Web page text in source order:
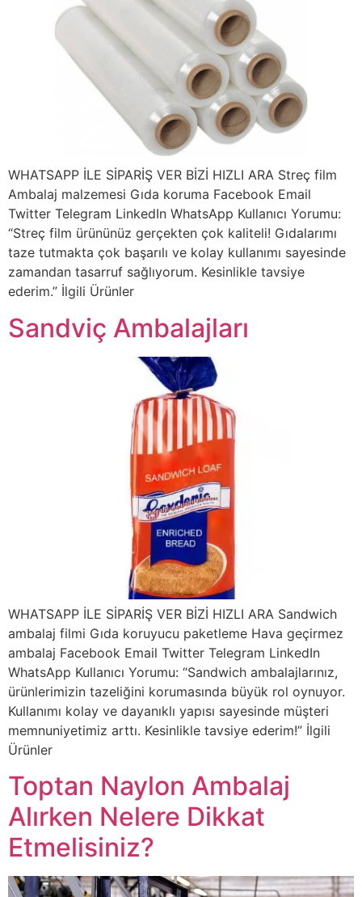
WHATSAPP İLE SİPARİŞ VER BİZİ HIZLI ARA Streç film
Ambalaj malzemesi Gıda koruma Facebook Email
Twitter Telegram LinkedIn WhatsApp Kullanıcı Yorumu:
“Streç film ürününüz gerçekten çok kaliteli! Gıdalarımı
taze tutmakta çok başarılı ve kolay kullanımı sayesinde
zamandan tasarruf sağlıyorum. Kesinlikle tavsiye
ederim.” İlgili Ürünler
Sandviç Ambalajları
WHATSAPP İLE SİPARİŞ VER BİZİ HIZLI ARA Sandwich
ambalaj filmi Gıda koruyucu paketleme Hava geçirmez
ambalaj Facebook Email Twitter Telegram LinkedIn
WhatsApp Kullanıcı Yorumu: “Sandwich ambalajlarınız,
ürünlerimizin tazeliğini korumasında büyük rol oynuyor.
Kullanımı kolay ve dayanıklı yapısı sayesinde müşteri
memnuniyetimiz arttı. Kesinlikle tavsiye ederim!” İlgili
Ürünler
Toptan Naylon Ambalaj
Alırken Nelere Dikkat
Etmelisiniz?